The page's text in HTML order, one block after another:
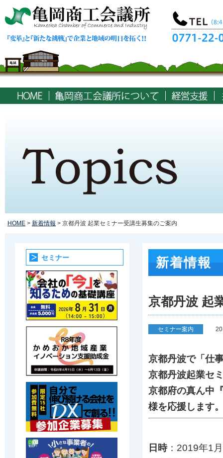
HOME > 新着情報 > 京都丹波 起業セミナー受講生募集のご案内
新着情報
京都丹波 起
セミナー案内
京都丹波で「仕
京都丹波起業セ
京都府の真ん中
様を応援します
日時：2019年1
セミナー